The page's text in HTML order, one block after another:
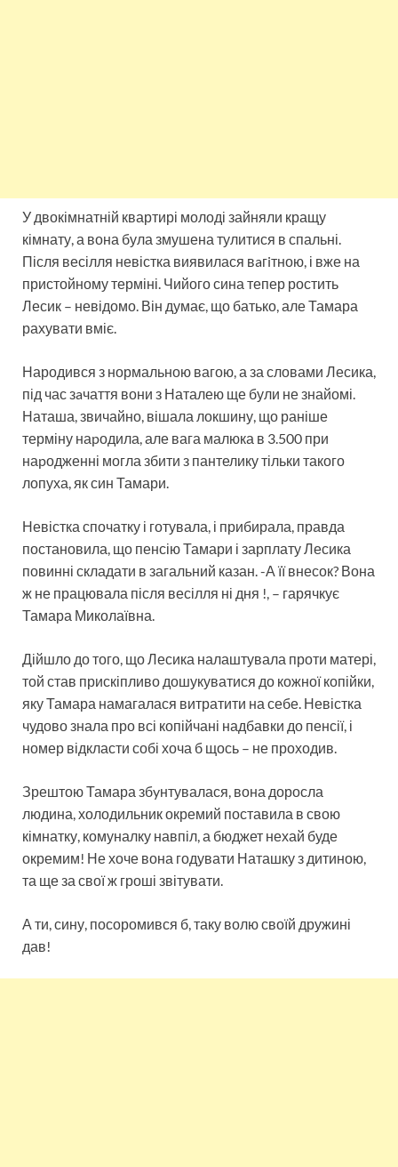
У двокімнатній квартирі молоді зайняли кращу
кімнату, а вона була змушена тулитися в спальні.
Після весілля невістка виявилася вaгiтною, і вже на
пристойному терміні. Чийого сина тепер ростить
Лесик – невідомо. Він думає, що батько, але Тамара
рахувати вміє.
Народився з нормальною вагою, а за словами Лесика,
під час зaчаття вони з Наталею ще були не знайомі.
Наташа, звичайно, вішала локшину, що раніше
терміну наpодила, але вага малюка в 3.500 при
наpодженні могла збити з пантелику тільки такого
лопуха, як син Тамари.
Невістка спочатку і готувала, і прибирала, правда
постановила, що пенсію Тамари і зарплату Лесика
повинні складати в загальний казан. -А її внесок? Вона
ж не працювала після весілля ні дня !, – гарячкує
Тамара Миколаївна.
Дійшло до того, що Лесика налаштувала проти матері,
той став прискіпливо дошукуватися до кожної копійки,
яку Тамара намагалася витратити на себе. Невістка
чудово знала про всі копійчані надбавки до пенсії, і
номер відкласти собі хоча б щось – не проходив.
Зрештою Тамара збyнтувалася, вона доросла
людина, холодильник окремий поставила в свою
кімнатку, комуналку навпіл, а бюджет нехай буде
окремим! Не хоче вона годувати Наташку з дитиною,
та ще за свої ж гроші звітувати.
А ти, сину, посоромився б, таку волю своїй дружині
дав!